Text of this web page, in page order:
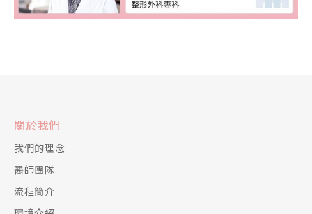
關於我們
我們的理念
醫師團隊
流程簡介